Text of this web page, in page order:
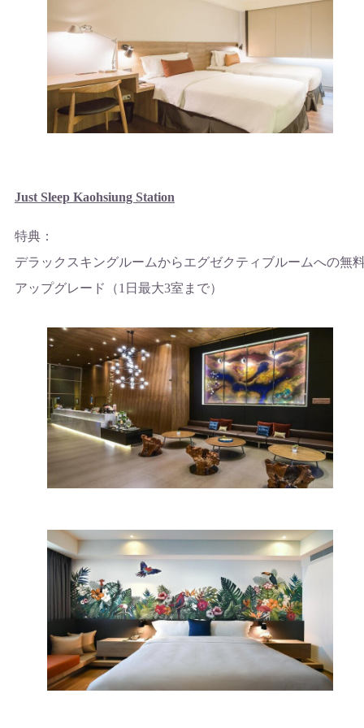
Just Sleep Kaohsiung Station
特典：
デラックスキングルームからエグゼクティブルームへの無
アップグレード（1日最大3室まで）